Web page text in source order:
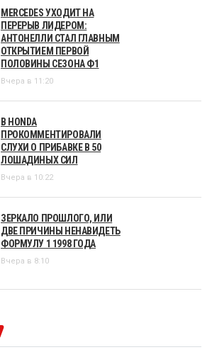
MERCEDES УХОДИТ НА
ПЕРЕРЫВ ЛИДЕРОМ:
АНТОНЕЛЛИ СТАЛ ГЛАВНЫМ
ОТКРЫТИЕМ ПЕРВОЙ
ПОЛОВИНЫ СЕЗОНА Ф1
Вчера в 11:20
В HONDA
ПРОКОММЕНТИРОВАЛИ
СЛУХИ О ПРИБАВКЕ В 50
ЛОШАДИНЫХ СИЛ
Вчера в 10:22
ЗЕРКАЛО ПРОШЛОГО, ИЛИ
ДВЕ ПРИЧИНЫ НЕНАВИДЕТЬ
ФОРМУЛУ 1 1998 ГОДА
Вчера в 8:10